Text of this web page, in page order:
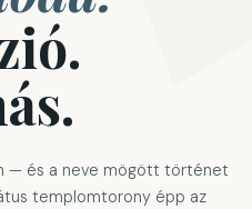
— és a neve mögött történet
templomtorony épp az